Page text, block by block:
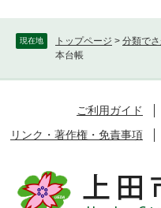
現在地 トップページ > 分類で
本台帳
ご利用ガイド
リンク・著作権・免責事項